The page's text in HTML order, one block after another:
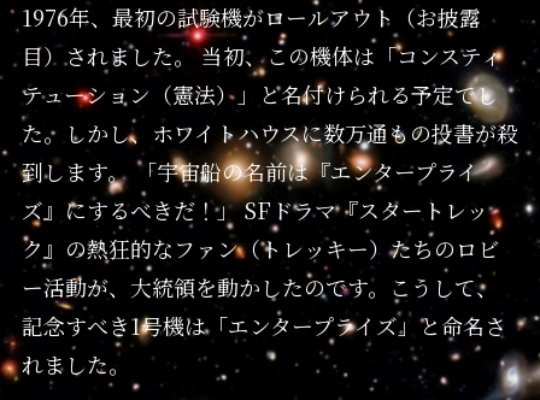
1976年、最初の試験機がロールアウト（お披露
目）されました。 当初、この機体は「コンスティ
テューション（憲法）」と名付けられる予定でし
た。しかし、ホワイトハウスに数万通もの投書が殺
到します。 「宇宙船の名前は『エンタープライ
ズ』にするべきだ！」 SFドラマ『スタートレッ
ク』の熱狂的なファン（トレッキー）たちのロビ
ー活動が、大統領を動かしたのです。こうして、
記念すべき1号機は「エンタープライズ」と命名さ
れました。